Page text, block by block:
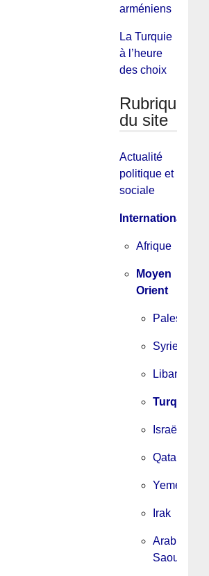
arméniens
La Turquie
à l’heure
des choix
Rubriques
du site
Actualité
politique et
sociale
International
Afrique
Moyen
Orient
Palestine
Syrie
Liban
Turquie
Israël
Qatar
Yemen
Irak
Arabie
Saoudite